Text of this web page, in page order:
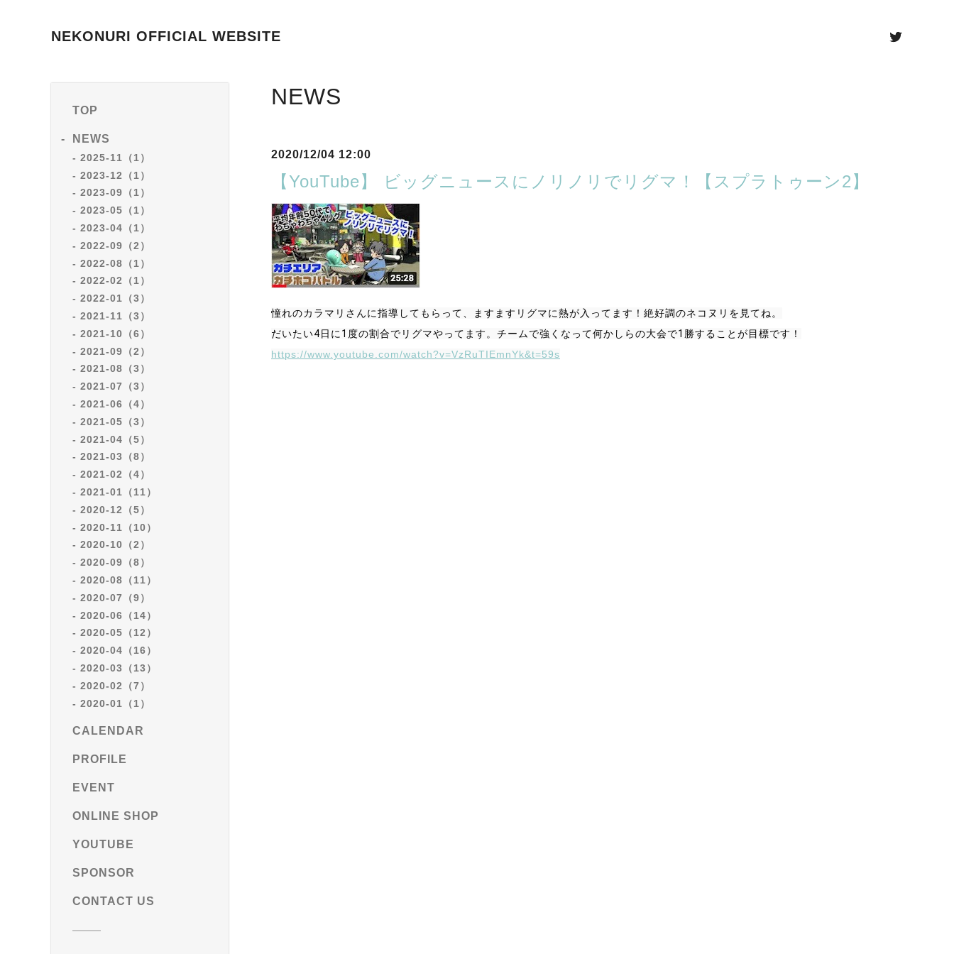
NEKONURI OFFICIAL WEBSITE
TOP
NEWS
2025-11（1）
2023-12（1）
2023-09（1）
2023-05（1）
2023-04（1）
2022-09（2）
2022-08（1）
2022-02（1）
2022-01（3）
2021-11（3）
2021-10（6）
2021-09（2）
2021-08（3）
2021-07（3）
2021-06（4）
2021-05（3）
2021-04（5）
2021-03（8）
2021-02（4）
2021-01（11）
2020-12（5）
2020-11（10）
2020-10（2）
2020-09（8）
2020-08（11）
2020-07（9）
2020-06（14）
2020-05（12）
2020-04（16）
2020-03（13）
2020-02（7）
2020-01（1）
CALENDAR
PROFILE
EVENT
ONLINE SHOP
YOUTUBE
SPONSOR
CONTACT US
NEWS
2020/12/04 12:00
【YouTube】 ビッグニュースにノリノリでリグマ！【スプラトゥーン2】
憧れのカラマリさんに指導してもらって、ますますリグマに熱が入ってます！絶好調のネコヌリを見てね。
だいたい4日に1度の割合でリグマやってます。チームで強くなって何かしらの大会で1勝することが目標です！
https://www.youtube.com/watch?v=VzRuTIEmnYk&t=59s